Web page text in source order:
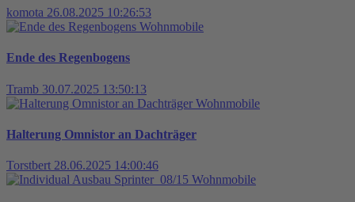
komota 26.08.2025 10:26:53
Wohnmobile
Ende des Regenbogens
Tramb 30.07.2025 13:50:13
Wohnmobile
Halterung Omnistor an Dachträger
Torstbert 28.06.2025 14:00:46
Wohnmobile